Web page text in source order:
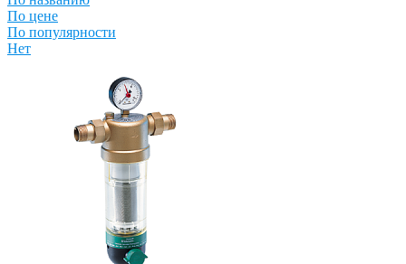
По цене
По популярности
Нет